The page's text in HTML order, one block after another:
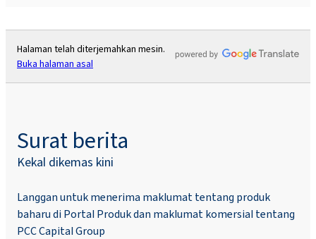
Halaman telah diterjemahkan mesin.
Buka halaman asal
Surat berita
Kekal dikemas kini
Langgan untuk menerima maklumat tentang produk
baharu di Portal Produk dan maklumat komersial tentang
PCC Capital Group